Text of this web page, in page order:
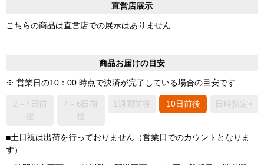
直営店展示
こちらの商品は直営店での展示はありません
商品お届けの目安
※ 営業日の10：00 時点で決済が完了している場合の目安です
2～4日前
後
4～6日前
後
1週間前後 10日前後 日時指定×
■土日祝は出荷を行っておりません（営業日でのカウントとなりま
す）